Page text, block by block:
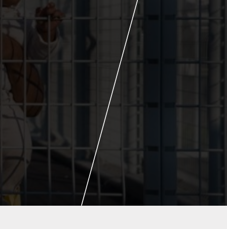
JUSTICE
LIBERTÉS
LIBERTÉS PUBLIQUES
LOGEMENT
NUMÉRIQUE
POLICE / MAINTIEN DE L'ORDRE
PROCÉDURE CIVILE